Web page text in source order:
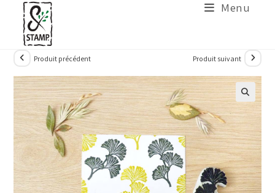
Menu
Produit précédent Produit suivant